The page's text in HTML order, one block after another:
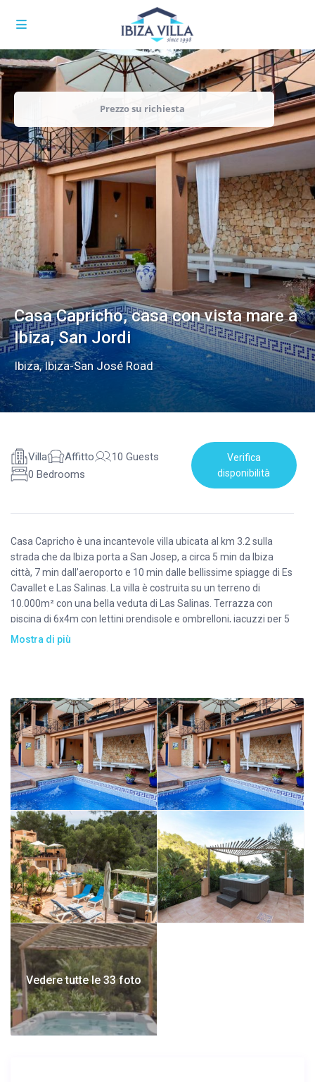
Casa Capricho, casa con vista mare a
Ibiza, San Jordi
Ibiza,Ibiza-San José Road
Villa Affitto
10 Guests
0 Bedrooms
Verifica
disponibilità
Casa Capricho è una incantevole villa ubicata al km 3.2 sulla
strada che da Ibiza porta a San Josep, a circa 5 min da Ibiza
città, 7 min dall’aeroporto e 10 min dalle bellissime spiagge di Es
Cavallet e Las Salinas. La villa è costruita su un terreno di
10.000m² con una bella veduta di Las Salinas. Terrazza con
piscina di 6x4m con lettini prendisole e ombrelloni, jacuzzi per 5
persone e doccia esterna. Nel giardino posteriore troviamo una
Livello d’ingresso:
1 salone con zona pranzo, TV satellitare, stereo e lettore DVD,
angolo bar e diretto accesso alla terrazza con divani e vista
mare
1 cucina ben attrezzata
1 camera con un letto matrimoniale (180), TV satellitare e
bagno ensuite
1 camera con un letto matrimoniale, TV e bagno privato con
due docce
1 bagno con due lavandini, vasca idromassaggio con doccia
1 camera con 1 letto di 180cm (90/90) e bagno privato con
doccia.
Livello superiore:
1 camera con 1 letto di 180cm, TV satellitare e bagno privato
con doccia, con accesso diretto al tetto con Solarium e vista
mare.
Livello inferiore (della piscina):
1 appartamento indipendente con 1 camera (letto di 180cm),
bagno privato.
Mostra di più
Vedere tutte le 33 foto